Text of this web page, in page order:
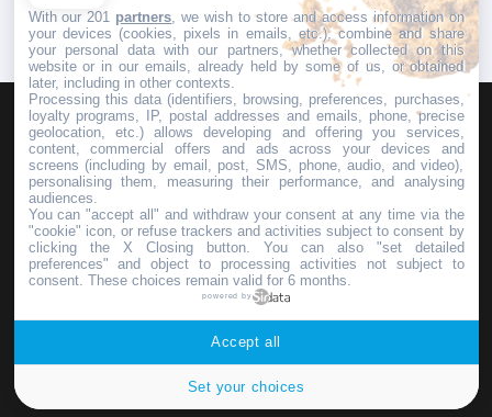
HOMEPAGEREDAZIONEINVIA UN COMUNICATO STAMPA
PUBBLICITÀSCRIVI AL DIRETTORE
Copyright © 2016 - 2025 ASD Fondo Italia - Partita Iva: IT 03855110049
With our 201 partners , we wish to store and access information on
your devices (cookies, pixels in emails, etc.), combine and share
your personal data with our partners, whether collected on this
website or in our emails, already held by some of us, or obtained
later, including in other contexts.
Processing this data (identifiers, browsing, preferences, purchases,
loyalty programs, IP, postal addresses and emails, phone, precise
geolocation, etc.) allows developing and offering you services,
content, commercial offers and ads across your devices and
screens (including by email, post, SMS, phone, audio, and video),
personalising them, measuring their performance, and analysing
audiences.
You can "accept all" and withdraw your consent at any time via the
"cookie" icon, or refuse trackers and activities subject to consent by
clicking the X Closing button. You can also "set detailed
preferences" and object to processing activities not subject to
consent. These choices remain valid for 6 months.
powered by
Set your choices
Accept all